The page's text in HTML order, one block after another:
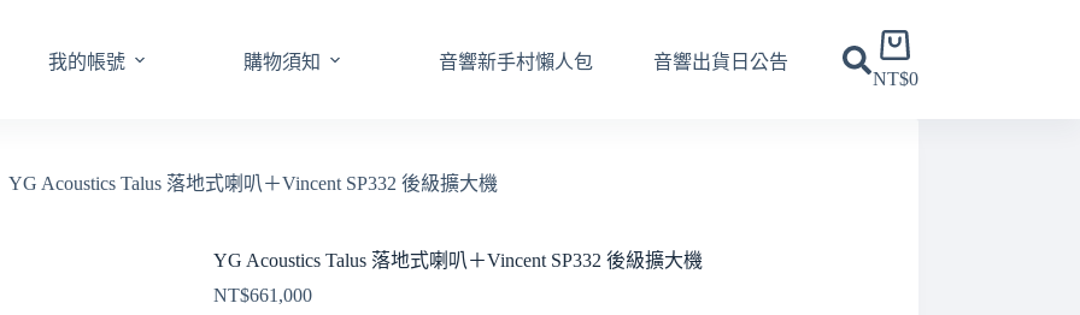
我的帳號 購物須知 音響新手村懶人包 音響出貨日公告
購
物
NT$0
YG Acoustics Talus 落地式喇叭＋Vincent SP332 後級擴大機
YG Acoustics Talus 落地式喇叭＋Vincent SP332 後級擴大機
NT$661,000